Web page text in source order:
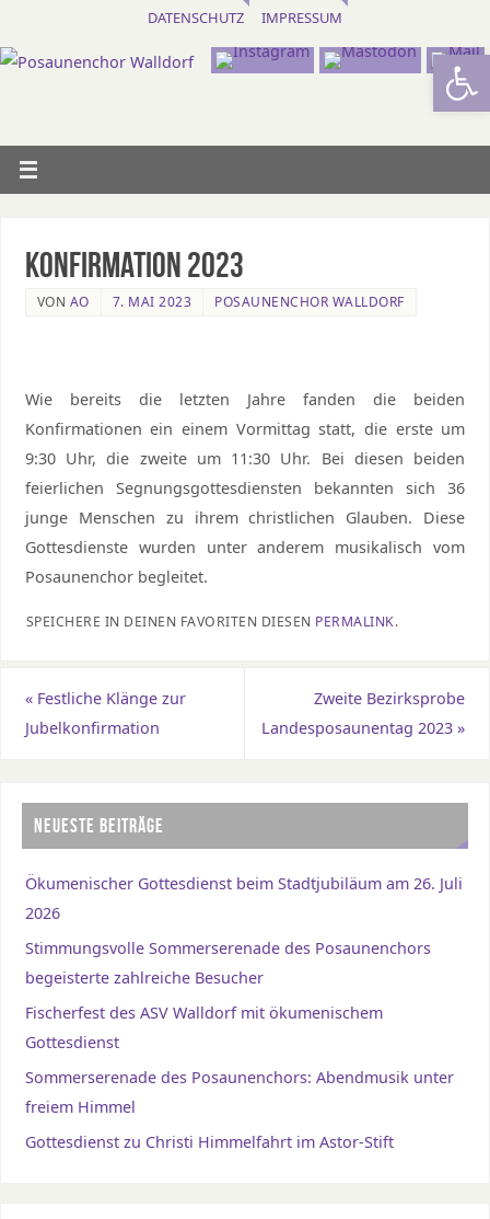
DATENSCHUTZ IMPRESSUM
Konfirmation 2023
VON AO 7. MAI 2023 POSAUNENCHOR WALLDORF
Wie bereits die letzten Jahre fanden die beiden
Konfirmationen ein einem Vormittag statt, die erste um
9:30 Uhr, die zweite um 11:30 Uhr. Bei diesen beiden
feierlichen Segnungsgottesdiensten bekannten sich 36
junge Menschen zu ihrem christlichen Glauben. Diese
Gottesdienste wurden unter anderem musikalisch vom
Posaunenchor begleitet.
SPEICHERE IN DEINEN FAVORITEN DIESEN PERMALINK.
«Festliche Klänge zur
Jubelkonfirmation
Zweite Bezirksprobe
Landesposaunentag 2023»
NEUESTE BEITRÄGE
Ökumenischer Gottesdienst beim Stadtjubiläum am 26. Juli
2026
Stimmungsvolle Sommerserenade des Posaunenchors
begeisterte zahlreiche Besucher
Fischerfest des ASV Walldorf mit ökumenischem
Gottesdienst
Sommerserenade des Posaunenchors: Abendmusik unter
freiem Himmel
Gottesdienst zu Christi Himmelfahrt im Astor-Stift